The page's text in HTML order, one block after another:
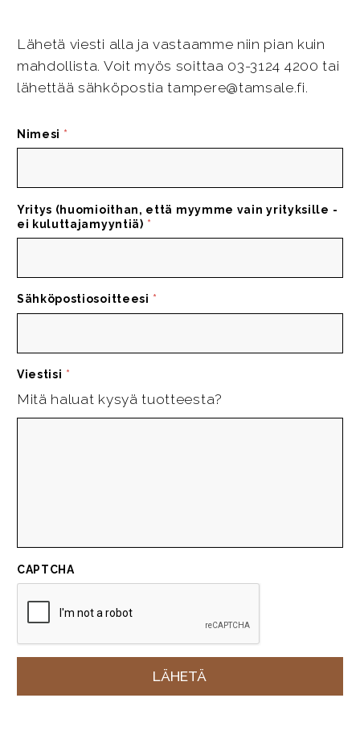
Lähetä viesti alla ja vastaamme niin pian kuin
mahdollista. Voit myös soittaa 03-3124 4200 tai
lähettää sähköpostia tampere@tamsale.fi.
Nimesi *
Yritys (huomioithan, että myymme vain yrityksille -
ei kuluttajamyyntiä) *
Sähköpostiosoitteesi *
Viestisi *
Mitä haluat kysyä tuotteesta?
CAPTCHA